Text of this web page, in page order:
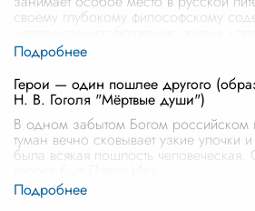
своему глубокому философскому
Герои — один пошлее другого
Н. В. Гоголя "Мёртвые души")
В одном забытом Богом российском
туман вечно сковывает узкие
была всякая пошлость